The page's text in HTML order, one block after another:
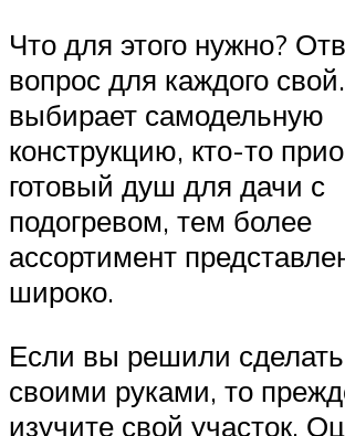
Что для этого нужно?
вопрос для каждого
выбирает самодельную
конструкцию, кто-то
готовый душ для дачи с
подогревом, тем более
ассортимент
широко.
Если вы решили
своими руками, то
изучите свой участок.